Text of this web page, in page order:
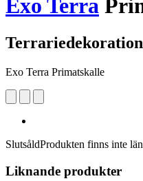
Exo Terra
Terrariedekoration
Exo Terra Primatskalle
SlutsåldProdukten finns inte
Liknande produkter